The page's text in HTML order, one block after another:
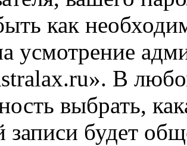
как
усмотрение
В
выбрать,
записи будет